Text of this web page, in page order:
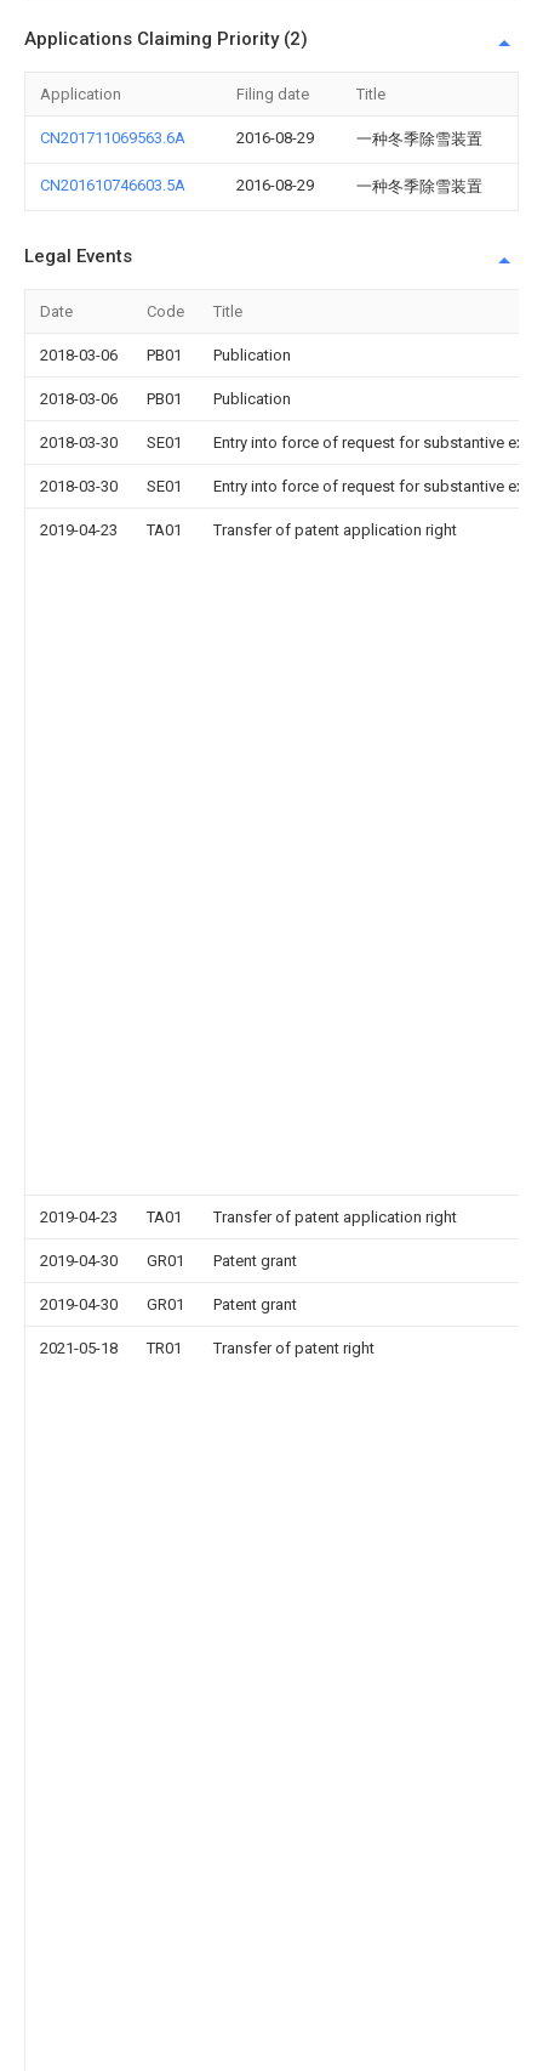
Applications Claiming Priority (2)
Application Filing date Title
CN201711069563.6A 2016-08-29 一种冬季除雪装置
CN201610746603.5A 2016-08-29 一种冬季除雪装置
Legal Events
Date Code Title
2018-03-06 PB01 Publication
2018-03-06 PB01 Publication
2018-03-30 SE01 Entry into force of request for substantive
2018-03-30 SE01 Entry into force of request for substantive
2019-04-23 TA01 Transfer of patent application right
2019-04-23 TA01 Transfer of patent application right
2019-04-30 GR01 Patent grant
2019-04-30 GR01 Patent grant
2021-05-18 TR01 Transfer of patent right